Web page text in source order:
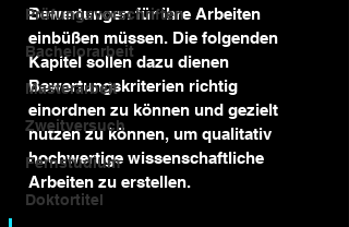
Prüfungsvorschriften
Bachelorarbeit
Masterarbeit
Zweitversuch
Fernstudium
Doktortitel
Bewertungen für ihre Arbeiten
einbüßen müssen. Die folgenden
Kapitel sollen dazu dienen
Bewertungskriterien richtig
einordnen zu können und gezielt
nutzen zu können, um qualitativ
hochwertige wissenschaftliche
Arbeiten zu erstellen.